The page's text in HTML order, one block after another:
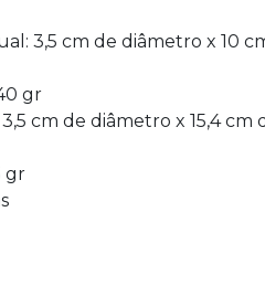
3,5 cm de diâmetro x 10
gr
cm de diâmetro x 15,4 cm
gr